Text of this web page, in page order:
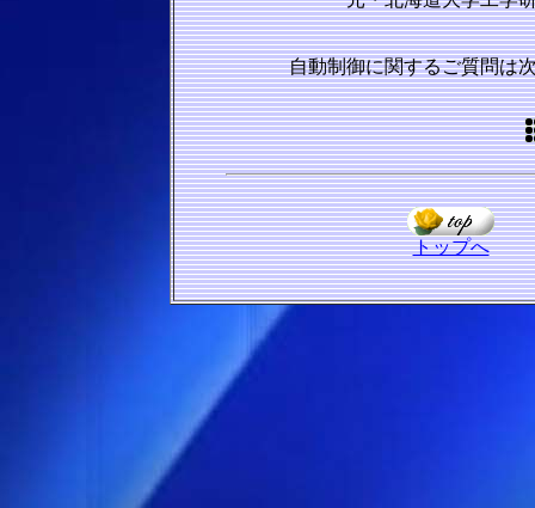
自動制御に関するご質問は
トップへ